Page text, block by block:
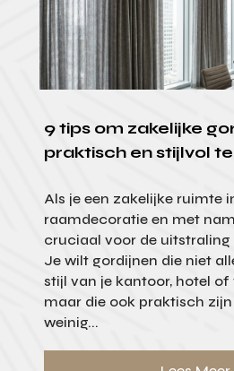
9 tips om zakelijke
praktisch en stijlvol
Als je een zakelijke ruimte
raamdecoratie en met
cruciaal voor de
Je wilt gordijnen die niet
stijl van je kantoor, hotel
maar die ook praktisch
weinig...